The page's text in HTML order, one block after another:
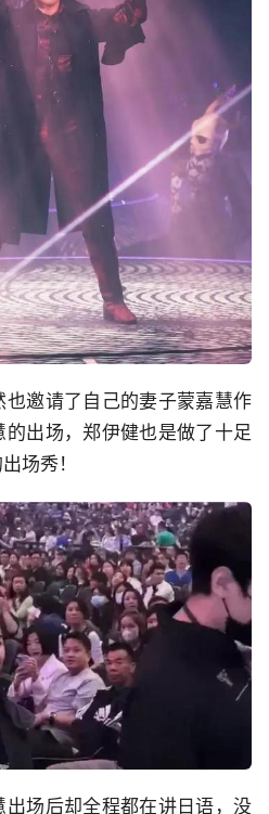
也邀请了自己的妻子蒙嘉慧作
出场，郑伊健也是做了十足
场秀！
场后却全程都在讲日语，没